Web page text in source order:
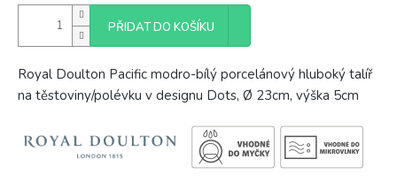
PŘIDAT DO KOŠÍKU
Royal Doulton Pacific modro-bílý porcelánový hluboký talíř
na těstoviny/polévku v designu Dots, Ø 23cm, výška 5cm